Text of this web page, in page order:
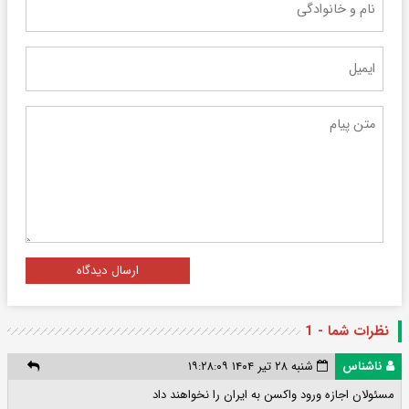
ارسال دیدگاه
نظرات شما - 1
ناشناس
شنبه ۲۸ تیر ۱۴۰۴ ۱۹:۲۸:۰۹
مسئولان اجازه ورود واکسن به ایران را نخواهند داد